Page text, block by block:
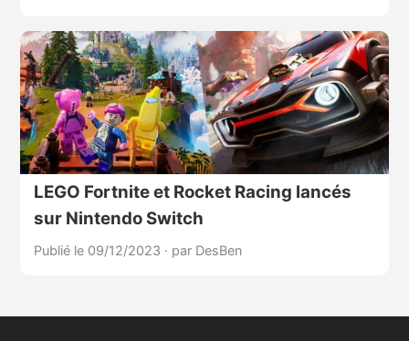
LEGO Fortnite et Rocket Racing lancés
sur Nintendo Switch
Publié le 09/12/2023 · par DesBen